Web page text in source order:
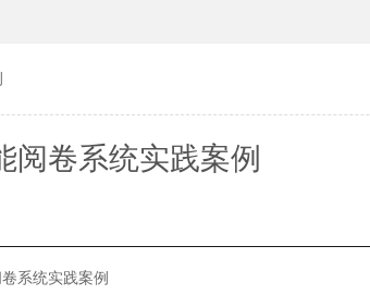
阅卷系统实践案例
系统实践案例